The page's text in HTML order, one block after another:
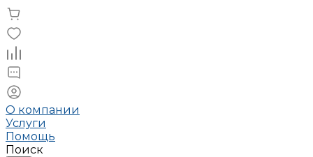
О компании
Услуги
Помощь
Поиск